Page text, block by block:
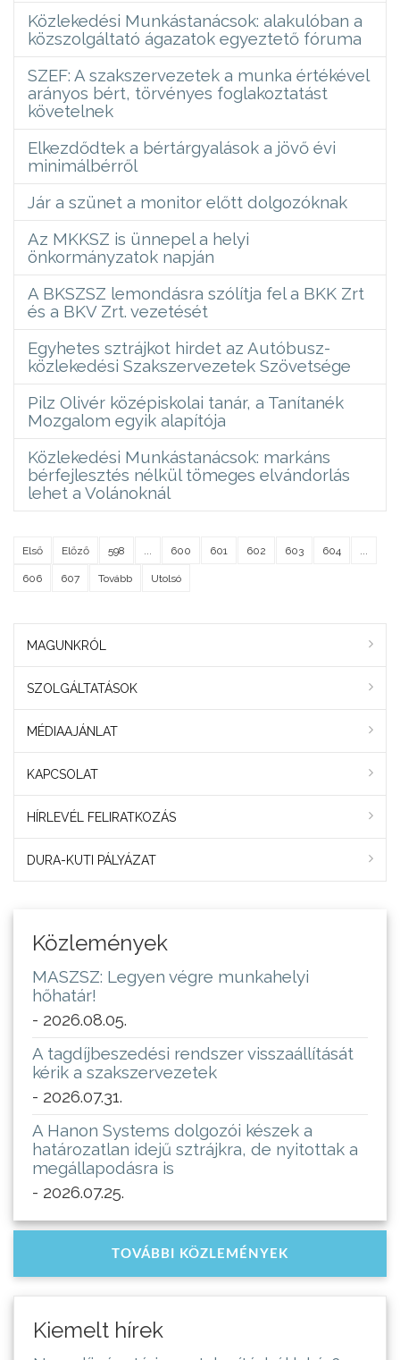
Közlekedési Munkástanácsok: alakulóban a
közszolgáltató ágazatok egyeztető fóruma
SZEF: A szakszervezetek a munka értékével
arányos bért, törvényes foglakoztatást
követelnek
Elkezdődtek a bértárgyalások a jövő évi
minimálbérről
Jár a szünet a monitor előtt dolgozóknak
Az MKKSZ is ünnepel a helyi
önkormányzatok napján
A BKSZSZ lemondásra szólítja fel a BKK Zrt
és a BKV Zrt. vezetését
Egyhetes sztrájkot hirdet az Autóbusz-
közlekedési Szakszervezetek Szövetsége
Pilz Olivér középiskolai tanár, a Tanítanék
Mozgalom egyik alapítója
Közlekedési Munkástanácsok: markáns
bérfejlesztés nélkül tömeges elvándorlás
lehet a Volánoknál
Első Előző 598 600 601 602 603 604
606 607 Tovább Utolsó
MAGUNKRÓL
SZOLGÁLTATÁSOK
MÉDIAAJÁNLAT
KAPCSOLAT
HÍRLEVÉL FELIRATKOZÁS
DURA-KUTI PÁLYÁZAT
Közlemények
MASZSZ: Legyen végre munkahelyi
hőhatár!
- 2026.08.05.
A tagdíjbeszedési rendszer visszaállítását
kérik a szakszervezetek
- 2026.07.31.
A Hanon Systems dolgozói készek a
határozatlan idejű sztrájkra, de nyitottak a
megállapodásra is
- 2026.07.25.
TOVÁBBI KÖZLEMÉNYEK
Kiemelt hírek